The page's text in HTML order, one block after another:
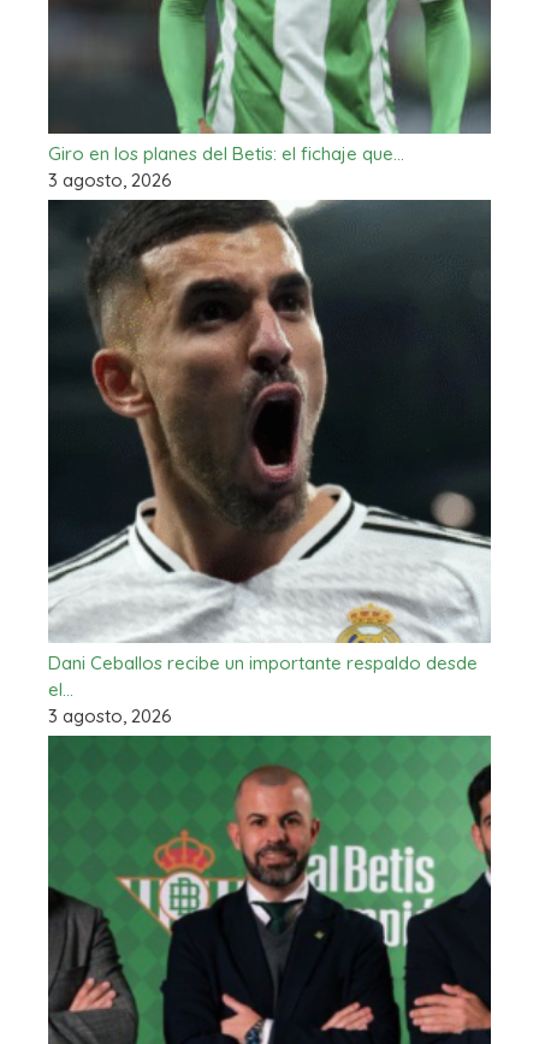
Giro en los planes del Betis: el fichaje que…
3 agosto, 2026
Dani Ceballos recibe un importante respaldo desde
el…
3 agosto, 2026